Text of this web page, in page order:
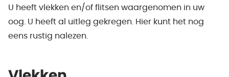
U heeft vlekken en/of flitsen waargenomen in uw
oog. U heeft al uitleg gekregen. Hier kunt het nog
eens rustig nalezen.